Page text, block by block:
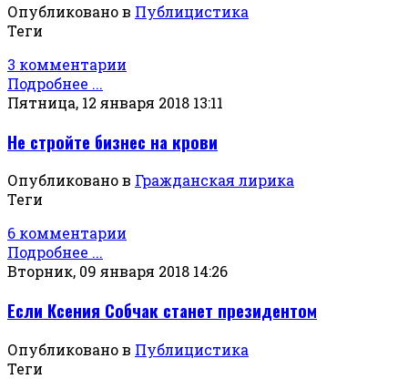
Опубликовано в Публицистика
Теги
3 комментарии
Подробнее ...
Пятница, 12 января 2018 13:11
Не стройте бизнес на крови
Опубликовано в Гражданская лирика
Теги
6 комментарии
Подробнее ...
Вторник, 09 января 2018 14:26
Если Ксения Собчак станет президентом
Опубликовано в Публицистика
Теги